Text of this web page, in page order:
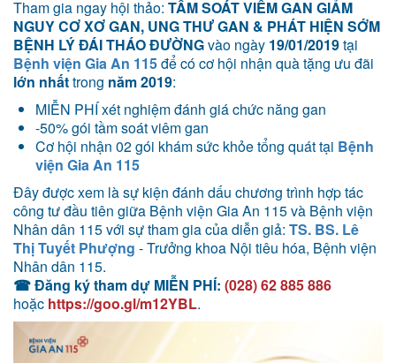
Tham gia ngay hội thảo: TẦM SOÁT VIÊM GAN GIẢM
NGUY CƠ XƠ GAN, UNG THƯ GAN & PHÁT HIỆN SỚM
BỆNH LÝ ĐÁI THÁO ĐƯỜNGvào ngày 19/01/2019tại
Bệnh viện Gia An 115để có cơ hội nhận quà tặng ưu đãi
lớn nhấttrong năm 2019:
MIỄN PHÍ xét nghiệm đánh giá chức năng gan
-50% gói tầm soát viêm gan
Cơ hội nhận 02 gói khám sức khỏe tổng quát tại Bệnh
viện Gia An 115
Đây được xem là sự kiện đánh dấu chương trình hợp tác
công tư đầu tiên giữa Bệnh viện Gia An 115 và Bệnh viện
Nhân dân 115 với sự tham gia của diễn giả: TS. BS. Lê
Thị Tuyết Phượng - Trưởng khoa Nội tiêu hóa, Bệnh viện
Nhân dân 115.
☎Đăng ký tham dự MIỄN PHÍ: (028) 62 885 886
hoặc https://goo.gl/m12YBL.